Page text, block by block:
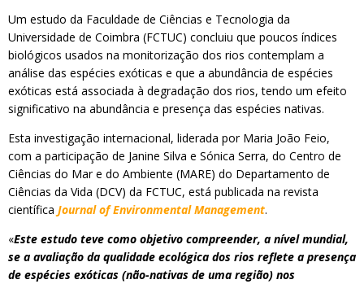
Um estudo da Faculdade de Ciências e Tecnologia da
Universidade de Coimbra (FCTUC) concluiu que poucos índices
biológicos usados na monitorização dos rios contemplam a
análise das espécies exóticas e que a abundância de espécies
exóticas está associada à degradação dos rios, tendo um efeito
significativo na abundância e presença das espécies nativas.
Esta investigação internacional, liderada por Maria João Feio,
com a participação de Janine Silva e Sónica Serra, do Centro de
Ciências do Mar e do Ambiente (MARE) do Departamento de
Ciências da Vida (DCV) da FCTUC, está publicada na revista
científica Journal of Environmental Management.
«Este estudo teve como objetivo compreender, a nível mundial,
se a avaliação da qualidade ecológica dos rios reflete a presença
de espécies exóticas (não-nativas de uma região) nos